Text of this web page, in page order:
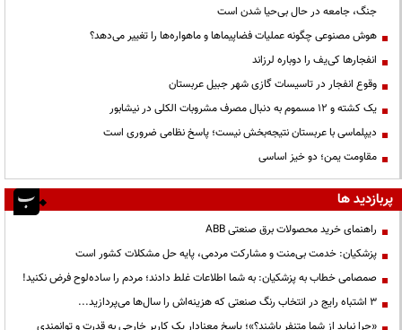
جنگ، جامعه در حال بی‌حیا شدن است
هوش مصنوعی چگونه عملیات فضاپیماها و ماهواره‌ها را تغییر می‌دهد؟
انفجارها کی‌یف را دوباره لرزاند
وقوع انفجار در تاسیسات گازی شهر جبیل عربستان
یک کشته و ۱۲ مسموم به دنبال مصرف مشروبات الکلی در نیشابور
دیپلماسی با عربستان نتیجه‌بخش نیست؛ پاسخ نظامی ضروری است
مقاومت یمن؛ دو خیز اساسی
پربازدید ها
راهنمای خرید محصولات برق صنعتی ABB
پزشکیان: خدمت بی‌منت و مشارکت مردمی، پایه حل مشکلات کشور است
صمصامی خطاب به پزشکیان: به شما اطلاعات غلط دادند؛ مردم را ساده‌لوح فرض نکنید!
3 اشتباه رایج در انتخاب رنگ صنعتی که هزینه‌اش را سال‌ها می‌پردازید...
«چرا نباید از شما متنفر باشند؟»؛ پاسخ معنادار یک کاربر خارجی به قدرت و توانمندی